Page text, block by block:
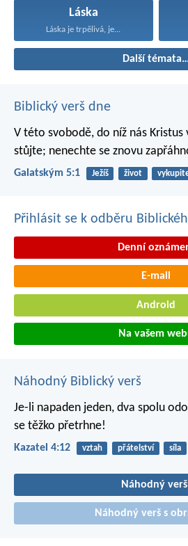
Láska
Láska je trpělivá, je...
Další
Biblický verš dne
V této svobodě, do níž nás Kristus
stůjte; nenechte se znovu
Galatským 5:1 Ježíš život
Přihlásit se k odběru
Denní
E-mail
Android
Na vašem
Náhodný Biblický verš
Je-li napaden jeden, dva spolu
se těžko přetrhne!
Kazatel 4:12 vztah přátelství síla
Náhodný
Náhodný verš s